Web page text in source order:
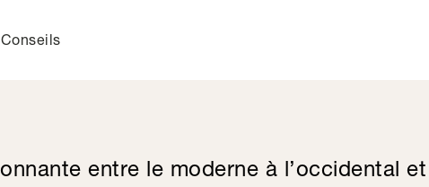
Conseils
entre le moderne à l’occidental